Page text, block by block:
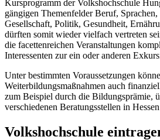
Kursprogramm der Volkshochschule
gängigen Themenfelder Beruf,
Gesellschaft, Politik, Gesundheit,
dürften somit wieder vielfach vertreten
die facettenreichen Veranstaltungen
Interessenten zur ein oder anderen
Unter bestimmten Voraussetzungen
Weiterbildungsmaßnahmen auch
zum Beispiel durch die Bildungsprämie,
verschiedenen Beratungsstellen in
Volkshochschule